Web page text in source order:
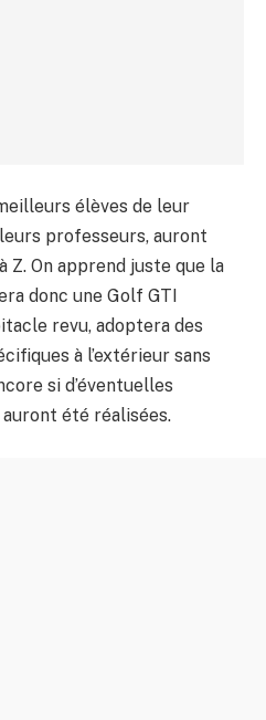
élèves de leur
professeurs, auront
Z. On apprend juste que la
donc une Golf GTI
revu, adoptera des
à l’extérieur sans
si d’éventuelles
été réalisées.